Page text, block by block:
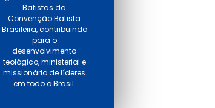
Batistas da
Convenção Batista
Brasileira, contribuindo
para o
desenvolvimento
teológico, ministerial e
missionário de líderes
em todo o Brasil.